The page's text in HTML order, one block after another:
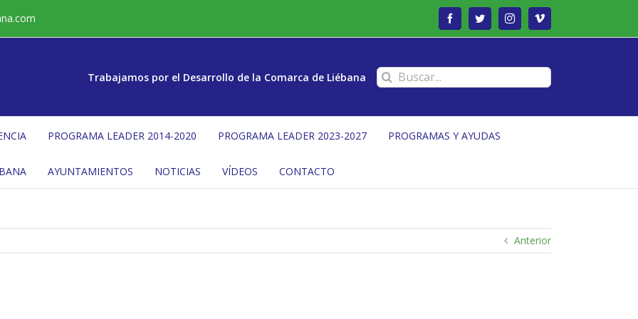
FacebookTwitterInstagramVimeo
Trabajamos por el Desarrollo de la Comarca de Liébana Buscar:
PROGRAMA LEADER 2014-2020 PROGRAMA LEADER 2023-2027 PROGRAMAS Y AYUDAS
AYUNTAMIENTOS NOTICIAS VÍDEOS CONTACTO
Anterior